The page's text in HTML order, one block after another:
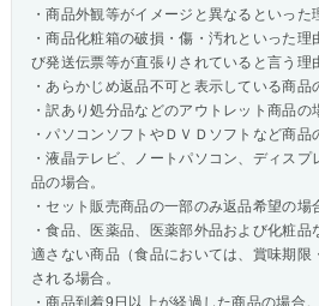
・商品外観等がイメージと異なるといった
・商品化粧箱の破損・傷・汚れといった
び発送伝票等が直張りされていると言う理
・あらかじめ返品不可と表示している商品
・訳あり処分品などのアウトレット商品の
・パソコンソフトやＤＶＤソフトなど商
・液晶テレビ、ノートパソコン、ディス
品の場合。
・セット販売商品の一部のみ返品希望の場
・食品、医薬品、医薬部外品および化粧
適さない商品（食品においては、賞味期
される場合。
・商品到着9日以上が経過した商品の場合。